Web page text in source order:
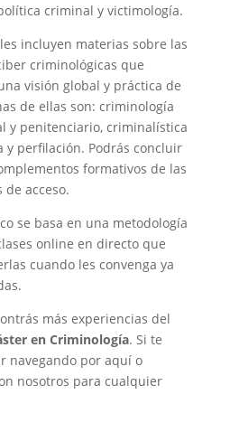
criminal y victimología.
incluyen materias sobre las
criminológicas que
visión global y práctica de
de ellas son: criminología
y penitenciario, criminalística
y perfilación. Podrás concluir
formativos de las
acceso.
se basa en una metodología
online en directo que
cuando les convenga ya
más experiencias del
en Criminología. Si te
navegando por aquí o
nosotros para cualquier